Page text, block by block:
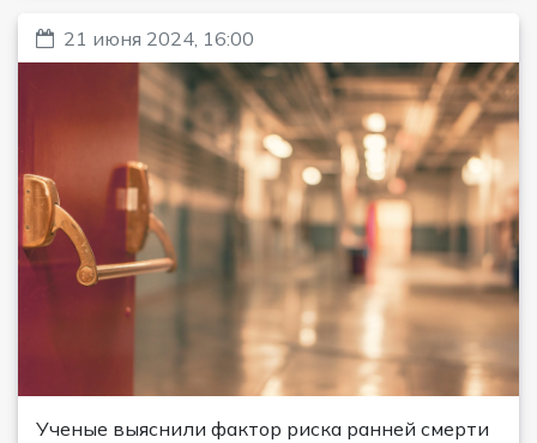
21 июня 2024, 16:00
Ученые выяснили фактор риска ранней смерти